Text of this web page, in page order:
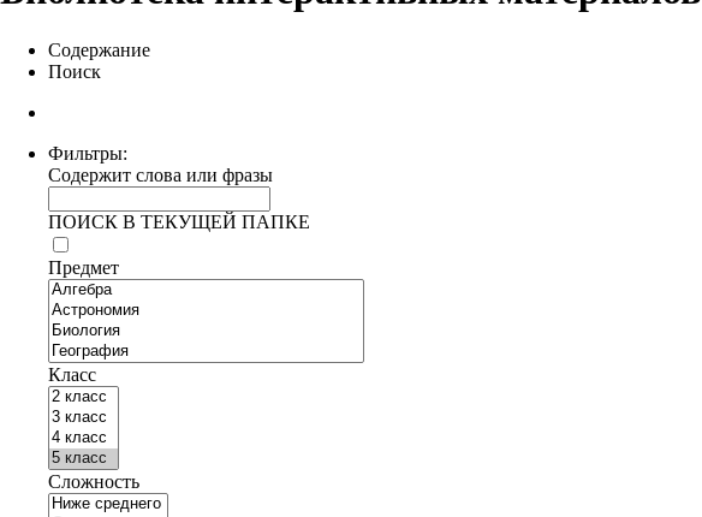
Содержание
Поиск
Фильтры:
Содержит слова или фразы
ПОИСК В ТЕКУЩЕЙ ПАПКЕ
Предмет
Класс
Сложность